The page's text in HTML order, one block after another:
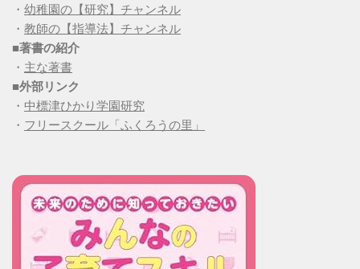
・ 幼稚園の【研究】チャンネル
・ 教師の【指導法】チャンネル
■著書の紹介
・ 主な著書
■外部リンク
・ 中標津ひかり学園研究
・ フリースクール「ふくろうの里」